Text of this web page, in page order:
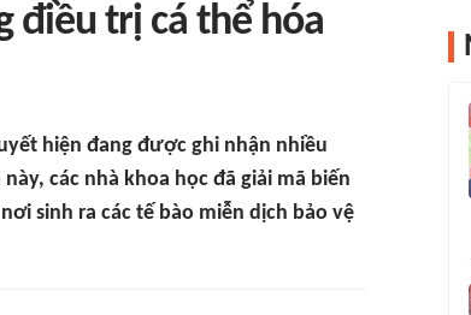
điều trị cá thể hóa
hiện đang được ghi nhận nhiều
các nhà khoa học đã giải mã biến
sinh ra các tế bào miễn dịch bảo vệ